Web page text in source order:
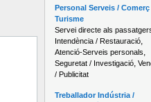
Personal Serveis / Comerç
Turisme
Servei directe als
Intendència / Restauració,
Atenció-Serveis personals,
Seguretat / Investigació,
/ Publicitat
Treballador Indústria /